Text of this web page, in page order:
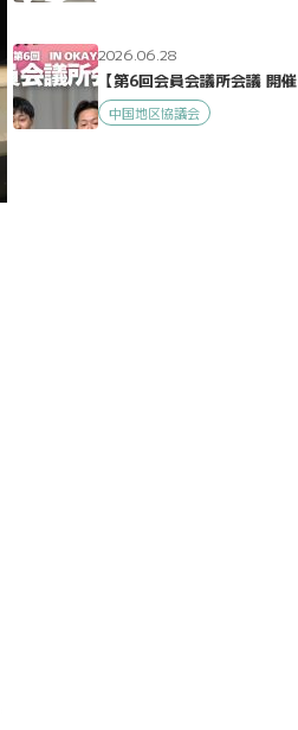
2026.06.28
【第6回会員会議所会議 開催
中国地区協議会